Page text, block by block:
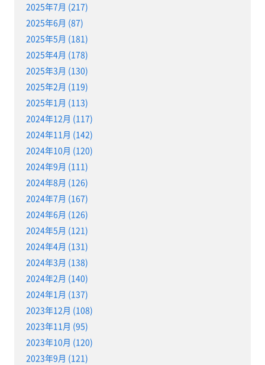
2025年7月 (217)
2025年6月 (87)
2025年5月 (181)
2025年4月 (178)
2025年3月 (130)
2025年2月 (119)
2025年1月 (113)
2024年12月 (117)
2024年11月 (142)
2024年10月 (120)
2024年9月 (111)
2024年8月 (126)
2024年7月 (167)
2024年6月 (126)
2024年5月 (121)
2024年4月 (131)
2024年3月 (138)
2024年2月 (140)
2024年1月 (137)
2023年12月 (108)
2023年11月 (95)
2023年10月 (120)
2023年9月 (121)